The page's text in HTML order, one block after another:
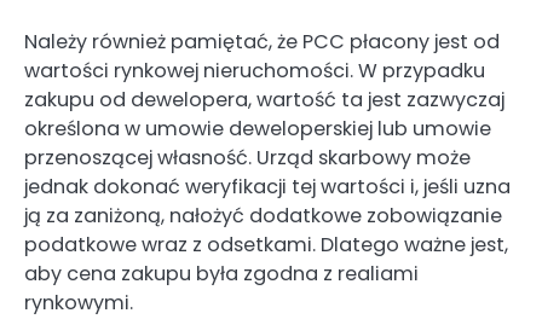
Należy również pamiętać, że PCC płacony jest od
wartości rynkowej nieruchomości. W przypadku
zakupu od dewelopera, wartość ta jest zazwyczaj
określona w umowie deweloperskiej lub umowie
przenoszącej własność. Urząd skarbowy może
jednak dokonać weryfikacji tej wartości i, jeśli uzna
ją za zaniżoną, nałożyć dodatkowe zobowiązanie
podatkowe wraz z odsetkami. Dlatego ważne jest,
aby cena zakupu była zgodna z realiami
rynkowymi.